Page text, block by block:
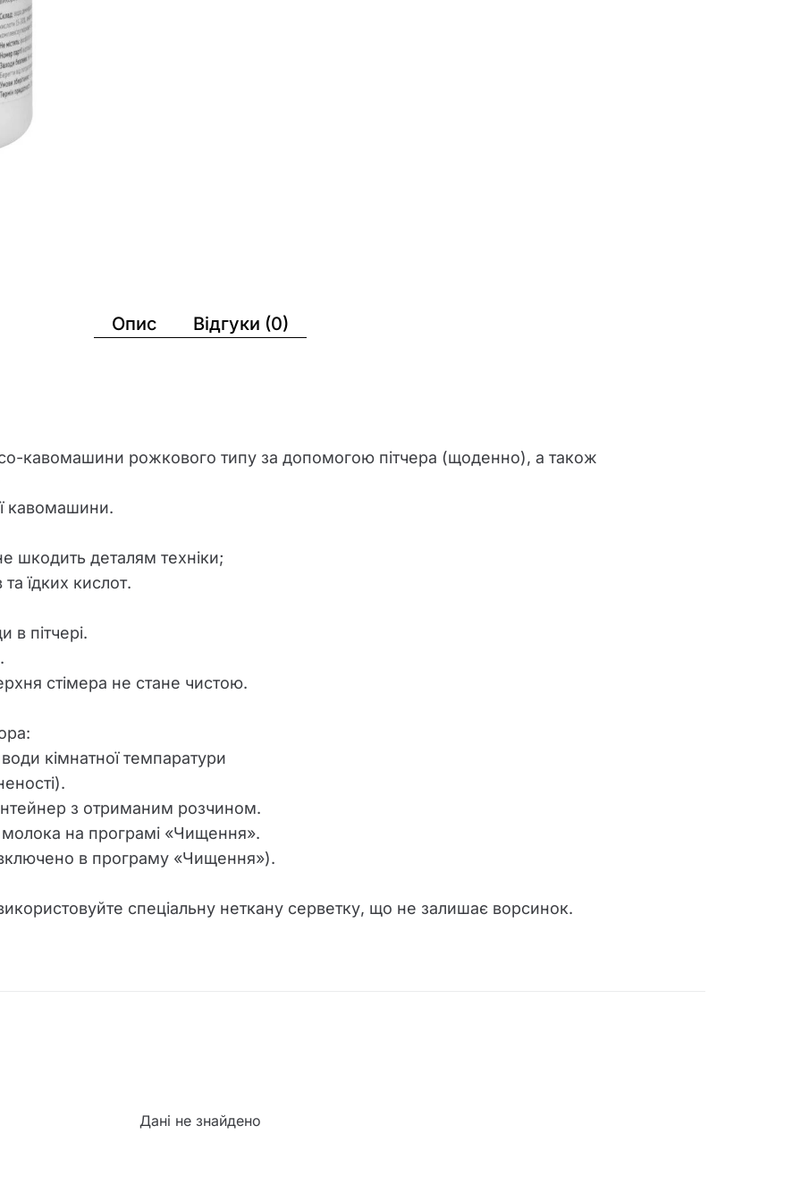
Опис Відгуки (0)
кавомашини рожкового типу за допомогою пітчера (щоденно), а також
кавомашини.
шкодить деталям техніки;
їдких кислот.
в пітчері.
стімера не стане чистою.
кімнатної темпаратури
з отриманим розчином.
молока на програмі «Чищення».
в програму «Чищення»).
спеціальну неткану серветку, що не залишає ворсинок.
Дані не знайдено